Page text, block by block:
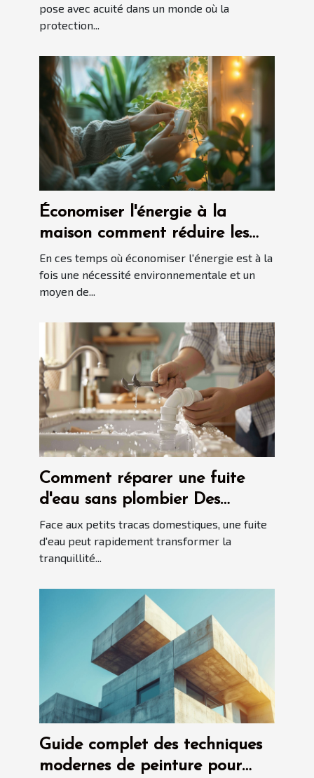
l'environnement
pose avec acuité dans un monde où la
protection...
Économiser l'énergie à la
maison comment réduire les
factures facilement
En ces temps où économiser l'énergie est à la
fois une nécessité environnementale et un
moyen de...
Comment réparer une fuite
d'eau sans plombier Des
solutions simples et efficaces
Face aux petits tracas domestiques, une fuite
d'eau peut rapidement transformer la
tranquillité...
Guide complet des techniques
modernes de peinture pour